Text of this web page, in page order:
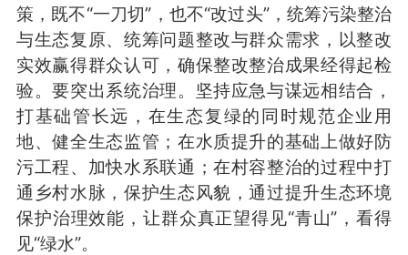
策，既不“一刀切”，也不“改过头”，统筹污染整治
与生态复原、统筹问题整改与群众需求，以整改
实效赢得群众认可，确保整改整治成果经得起检
验。要突出系统治理。坚持应急与谋远相结合，
打基础管长远，在生态复绿的同时规范企业用
地、健全生态监管；在水质提升的基础上做好防
污工程、加快水系联通；在村容整治的过程中打
通乡村水脉，保护生态风貌，通过提升生态环境
保护治理效能，让群众真正望得见“青山”，看得
见“绿水”。